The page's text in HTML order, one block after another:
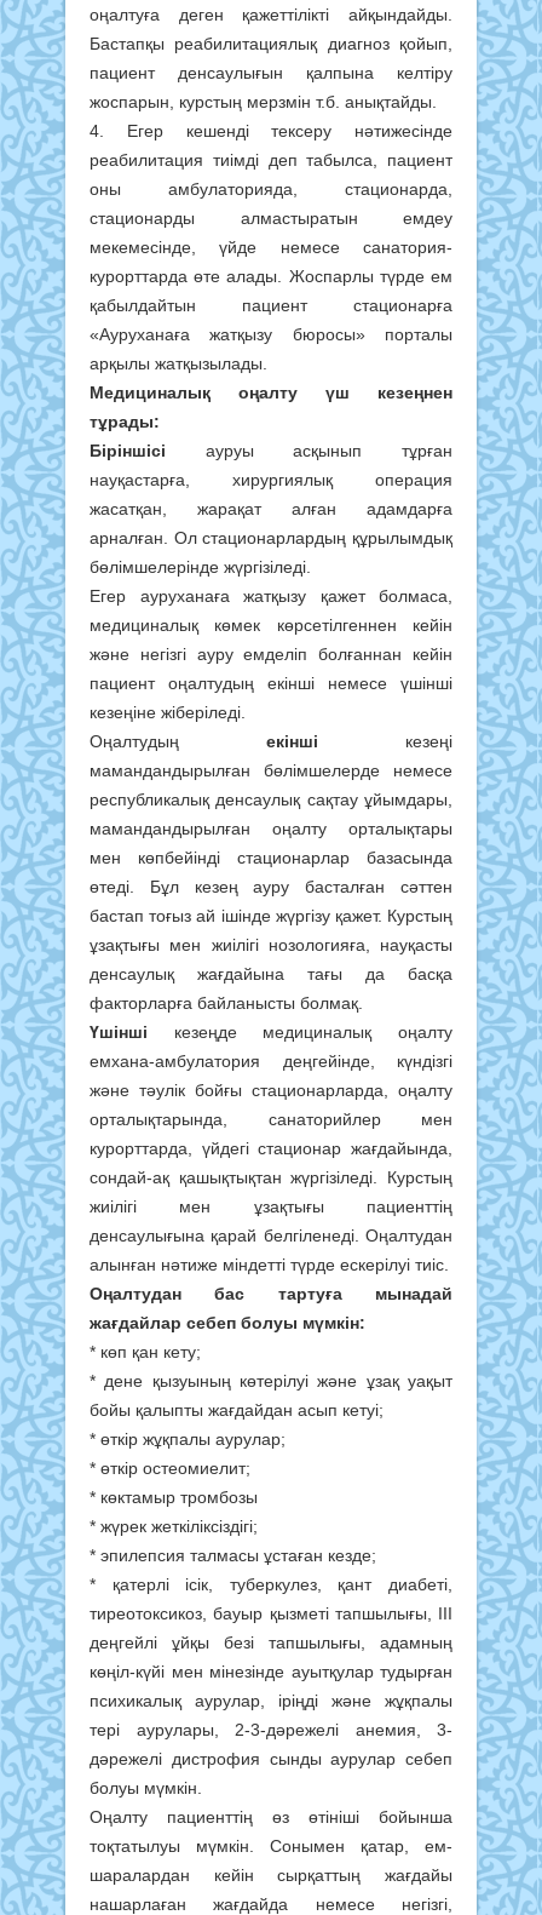
оңалтуға деген қажеттілікті айқындайды.
Бастапқы реабилитациялық диагноз қойып,
пациент денсаулығын қалпына келтіру
жоспарын, курстың мерзмін т.б. анықтайды.
4. Егер кешенді тексеру нәтижесінде
реабилитация тиімді деп табылса, пациент
оны амбулаторияда, стационарда,
стационарды алмастыратын емдеу
мекемесінде, үйде немесе санатория-
курорттарда өте алады. Жоспарлы түрде ем
қабылдайтын пациент стационарға
«Ауруханаға жатқызу бюросы» порталы
арқылы жатқызылады.
Медициналық оңалту үш кезеңнен
тұрады:
Біріншісі ауруы асқынып тұрған
науқастарға, хирургиялық операция
жасатқан, жарақат алған адамдарға
арналған. Ол стационарлардың құрылымдық
бөлімшелерінде жүргізіледі.
Егер ауруханаға жатқызу қажет болмаса,
медициналық көмек көрсетілгеннен кейін
және негізгі ауру емделіп болғаннан кейін
пациент оңалтудың екінші немесе үшінші
кезеңіне жіберіледі.
Оңалтудың екінші кезеңі
мамандандырылған бөлімшелерде немесе
республикалық денсаулық сақтау ұйымдары,
мамандандырылған оңалту орталықтары
мен көпбейінді стационарлар базасында
өтеді. Бұл кезең ауру басталған сәттен
бастап тоғыз ай ішінде жүргізу қажет. Курстың
ұзақтығы мен жиілігі нозологияға, науқасты
денсаулық жағдайына тағы да басқа
факторларға байланысты болмақ.
Үшінші кезеңде медициналық оңалту
емхана-амбулатория деңгейінде, күндізгі
және тәулік бойғы стационарларда, оңалту
орталықтарында, санаторийлер мен
курорттарда, үйдегі стационар жағдайында,
сондай-ақ қашықтықтан жүргізіледі. Курстың
жиілігі мен ұзақтығы пациенттің
денсаулығына қарай белгіленеді. Оңалтудан
алынған нәтиже міндетті түрде ескерілуі тиіс.
Оңалтудан бас тартуға мынадай
жағдайлар себеп болуы мүмкін:
* көп қан кету;
* дене қызуының көтерілуі және ұзақ уақыт
бойы қалыпты жағдайдан асып кетуі;
* өткір жұқпалы аурулар;
* өткір остеомиелит;
* көктамыр тромбозы
* жүрек жеткіліксіздігі;
* эпилепсия талмасы ұстаған кезде;
* қатерлі ісік, туберкулез, қант диабеті,
тиреотоксикоз, бауыр қызметі тапшылығы, ІІІ
деңгейлі ұйқы безі тапшылығы, адамның
көңіл-күйі мен мінезінде ауытқулар тудырған
психикалық аурулар, іріңді және жұқпалы
тері аурулары, 2-3-дәрежелі анемия, 3-
дәрежелі дистрофия сынды аурулар себеп
болуы мүмкін.
Оңалту пациенттің өз өтініші бойынша
тоқтатылуы мүмкін. Сонымен қатар, ем-
шаралардан кейін сырқаттың жағдайы
нашарлаған жағдайда немесе негізгі,